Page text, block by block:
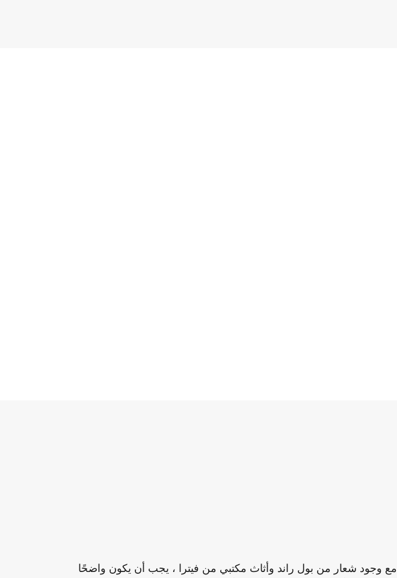
مع وجود شعار من بول راند وأثاث مكتبي من فيترا ، يجب أن يكون واضحًا